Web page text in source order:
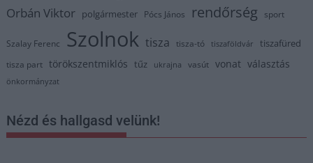
Orbán Viktor polgármester Pócs János rendőrség sport
Szalay Ferenc Szolnok tisza tisza-tó tiszaföldvár tiszafüred
tisza part törökszentmiklós tűz ukrajna vasút vonat választás
önkormányzat
Nézd és hallgasd velünk!